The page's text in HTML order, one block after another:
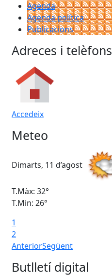
Agenda
Agenda política
Publicacions
Adreces i telèfons
Accedeix
Meteo
Dimarts, 11 d’agost
T.Màx: 32°
T.Min: 26°
1
2
AnteriorSegüent
Butlletí digital